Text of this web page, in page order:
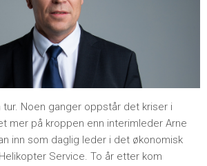
tur. Noen ganger oppstår det kriser i
mer på kroppen enn interimleder Arne
inn som daglig leder i det økonomisk
Service. To år etter kom